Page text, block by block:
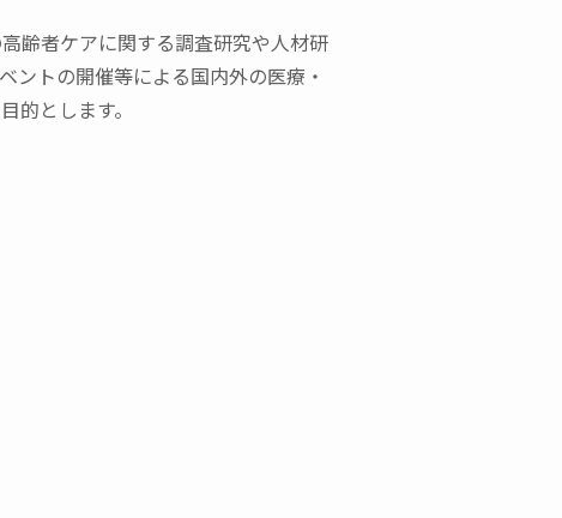
齢者ケアに関する調査研究や人材研
ントの開催等による国内外の医療・
的とします。